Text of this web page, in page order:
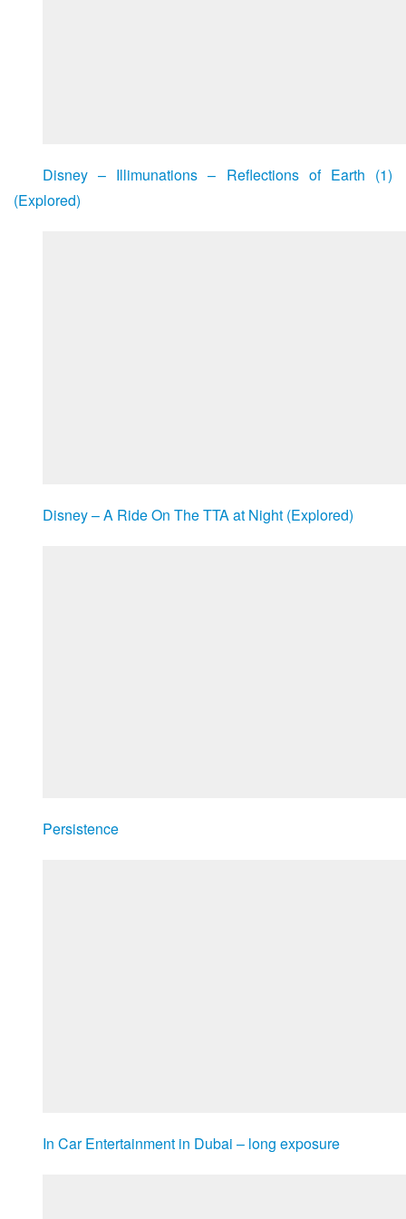
Disney – Illimunations – Reflections of Earth (1)
(Explored)
Disney – A Ride On The TTA at Night (Explored)
Persistence
In Car Entertainment in Dubai – long exposure